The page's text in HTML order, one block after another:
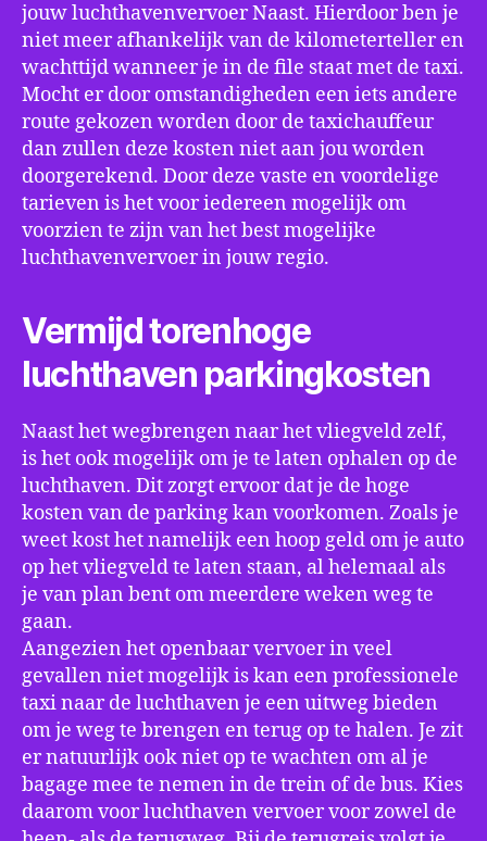
jouw luchthavenvervoer Naast. Hierdoor ben je
niet meer afhankelijk van de kilometerteller en
wachttijd wanneer je in de file staat met de taxi.
Mocht er door omstandigheden een iets andere
route gekozen worden door de taxichauffeur
dan zullen deze kosten niet aan jou worden
doorgerekend. Door deze vaste en voordelige
tarieven is het voor iedereen mogelijk om
voorzien te zijn van het best mogelijke
luchthavenvervoer in jouw regio.
Vermijd torenhoge
luchthaven parkingkosten
Naast het wegbrengen naar het vliegveld zelf,
is het ook mogelijk om je te laten ophalen op de
luchthaven. Dit zorgt ervoor dat je de hoge
kosten van de parking kan voorkomen. Zoals je
weet kost het namelijk een hoop geld om je auto
op het vliegveld te laten staan, al helemaal als
je van plan bent om meerdere weken weg te
gaan.
Aangezien het openbaar vervoer in veel
gevallen niet mogelijk is kan een professionele
taxi naar de luchthaven je een uitweg bieden
om je weg te brengen en terug op te halen. Je zit
er natuurlijk ook niet op te wachten om al je
bagage mee te nemen in de trein of de bus. Kies
daarom voor luchthaven vervoer voor zowel de